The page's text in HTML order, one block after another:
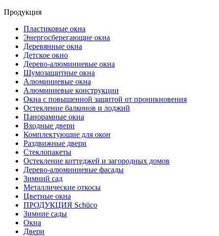
Продукция
Плаcтиковые окна
Энергосберегающие окна
Деревянные окна
Детское окно
Дерево-алюминиевые окна
Шумозащитные окна
Алюминиевые окна
Алюминиевые конструкции
Окна с повышенной защитой от проникновения
Остекление балконов и лоджий
Панорамные окна
Входные двери
Комплектующие для окон
Раздвижные двери
Стеклопакеты
Остекление коттеджей и загородных домов
Дерево-алюминиевые фасады
Зимний сад
Металлические откосы
Цветные окна
ПРОДУКЦИЯ Schüco
Зимние сады
Окна
Двери